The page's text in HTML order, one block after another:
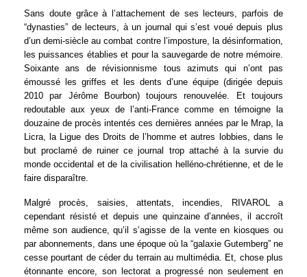
Sans doute grâce à l’attachement de ses lecteurs, parfois de
“dynasties” de lecteurs, à un journal qui s’est voué depuis plus
d’un demi-siècle au combat contre l’imposture, la désinformation,
les puissances établies et pour la sauvegarde de notre mémoire.
Soixante ans de révisionnisme tous azimuts qui n’ont pas
émoussé les griffes et les dents d’une équipe (dirigée depuis
2010 par Jérôme Bourbon) toujours renouvelée. Et toujours
redoutable aux yeux de l’anti-France comme en témoigne la
douzaine de procès intentés ces dernières années par le Mrap, la
Licra, la Ligue des Droits de l’homme et autres lobbies, dans le
but proclamé de ruiner ce journal trop attaché à la survie du
monde occidental et de la civilisation helléno-chrétienne, et de le
faire disparaître.
Malgré procès, saisies, attentats, incendies, RIVAROL a
cependant résisté et depuis une quinzaine d’années, il accroît
même son audience, qu’il s’agisse de la vente en kiosques ou
par abonnements, dans une époque où la “galaxie Gutemberg” ne
cesse pourtant de céder du terrain au multimédia. Et, chose plus
étonnante encore, son lectorat a progressé non seulement en